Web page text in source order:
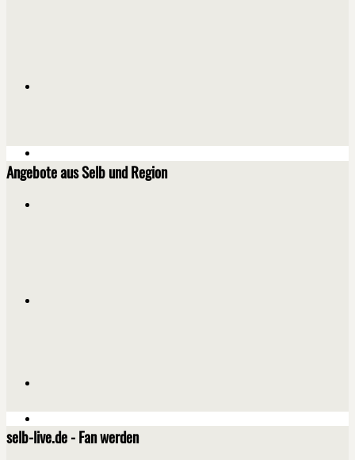
Angebote aus Selb und Region
selb-live.de - Fan werden